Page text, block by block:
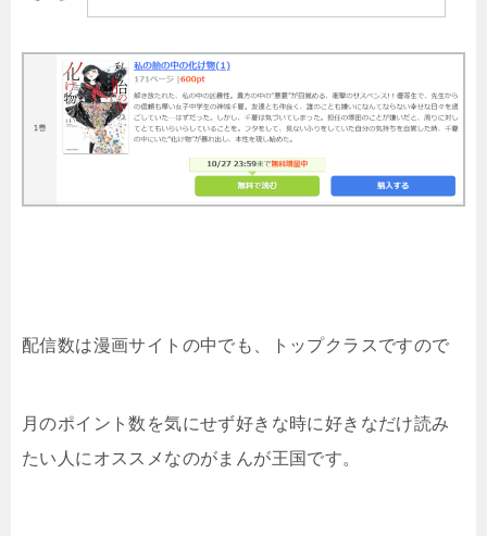
配信数は漫画サイトの中でも、トップクラスですので
月のポイント数を気にせず好きな時に好きなだけ読み
たい人にオススメなのがまんが王国です。